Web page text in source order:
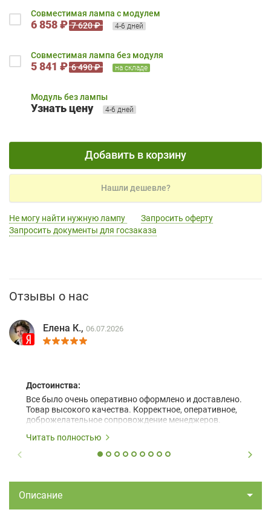
Совместимая лампа с модулем
6 858 ₽ 7 620 ₽ 4-6 дней
Совместимая лампа без модуля
5 841 ₽ 6 490 ₽ на складе
Модуль без лампы
Узнать цену 4-6 дней
Добавить в корзину
Нашли дешевле?
Не могу найти нужную лампу
Запросить оферту
Запросить документы для госзаказа
Отзывы о нас
Елена К., 06.07.2026
Достоинства:
Все было очень оперативно оформлено и доставлено.
Товар высокого качества. Корректное, оперативное,
доброжелательное сопровождение менеджеров.
Читать полностью
Описание